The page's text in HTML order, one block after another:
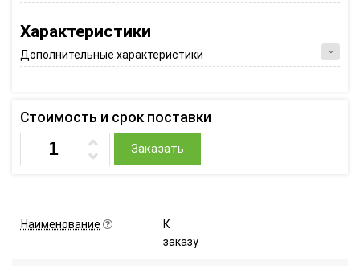
Характеристики
Дополнительные характеристики
Стоимость и срок поставки
Заказать
Наименование
К
заказу